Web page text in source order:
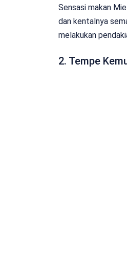
Sensasi makan
dan kentalnya
melakukan
2. Tempe